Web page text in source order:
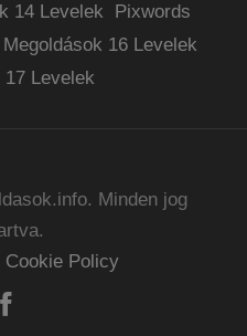
14 Levelek
Pixwords
Megoldások 16 Levelek
17 Levelek
Minden jog
Cookie Policy